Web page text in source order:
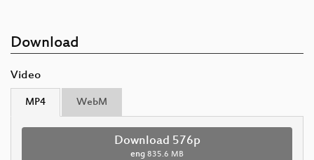
Download
Video
MP4 WebM
Download 576p
eng 835.6 MB